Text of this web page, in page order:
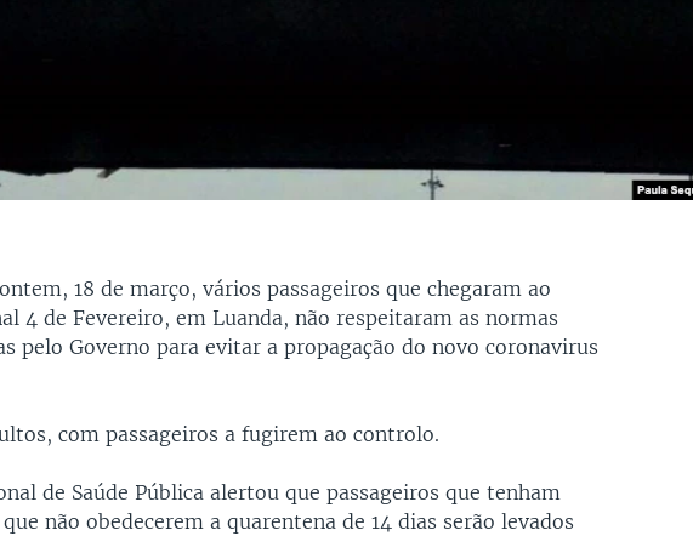
18 de março, vários passageiros que chegaram ao
4 de Fevereiro, em Luanda, não respeitaram as normas
pelo Governo para evitar a propagação do novo coronavirus
com passageiros a fugirem ao controlo.
de Saúde Pública alertou que passageiros que tenham
não obedecerem a quarentena de 14 dias serão levados